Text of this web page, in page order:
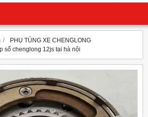
PHỤ TÙNG XE CHENGLONG
số chenglong 12js tại hà nội